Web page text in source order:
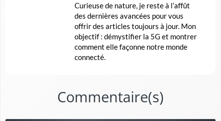
Curieuse de nature, je reste à l’affût
des dernières avancées pour vous
offrir des articles toujours à jour. Mon
objectif : démystifier la 5G et montrer
comment elle façonne notre monde
connecté.
Commentaire(s)